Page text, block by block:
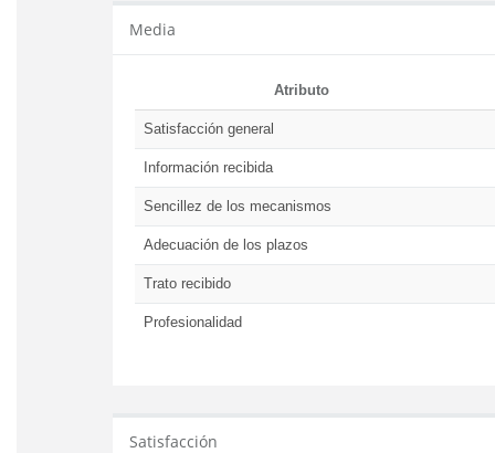
Media
Atributo
Satisfacción general
Información recibida
Sencillez de los mecanismos
Adecuación de los plazos
Trato recibido
Profesionalidad
Satisfacción